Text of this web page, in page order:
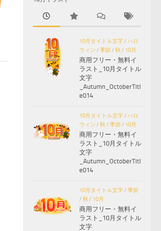
10月タイトル文字/ ハロ
ウィン / 季節/ 秋 / 10月
商用フリー・無料イ
ラスト_10月タイトル
文字
_Autumn_OctoberTitl
e014
10月タイトル文字/ ハロ
ウィン / 秋 / 季節/ 10月
商用フリー・無料イ
ラスト_10月タイトル
文字
_Autumn_OctoberTitl
e014
10月タイトル文字/ 季節
/ 秋 / 10月
商用フリー・無料イ
ラスト_10月タイトル
文字